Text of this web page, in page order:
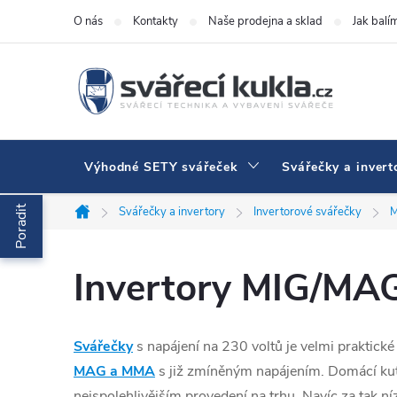
Přejít na obsahO nás Kontakty Naše prodejna a sklad Jak
Výhodné SETY svářeček Svářečky a
Domů
Svářečky a invertory Invertorové svářečky
Invertory MIG/
Svářečkys napájení na 230 voltů je velmi
MAG a MMA s již zmíněným napájením. Domácí
Poradit